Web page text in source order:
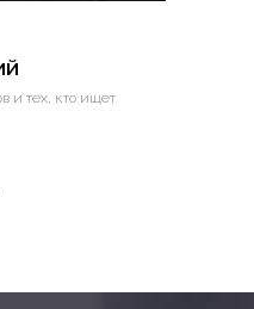
и тех, кто ищет